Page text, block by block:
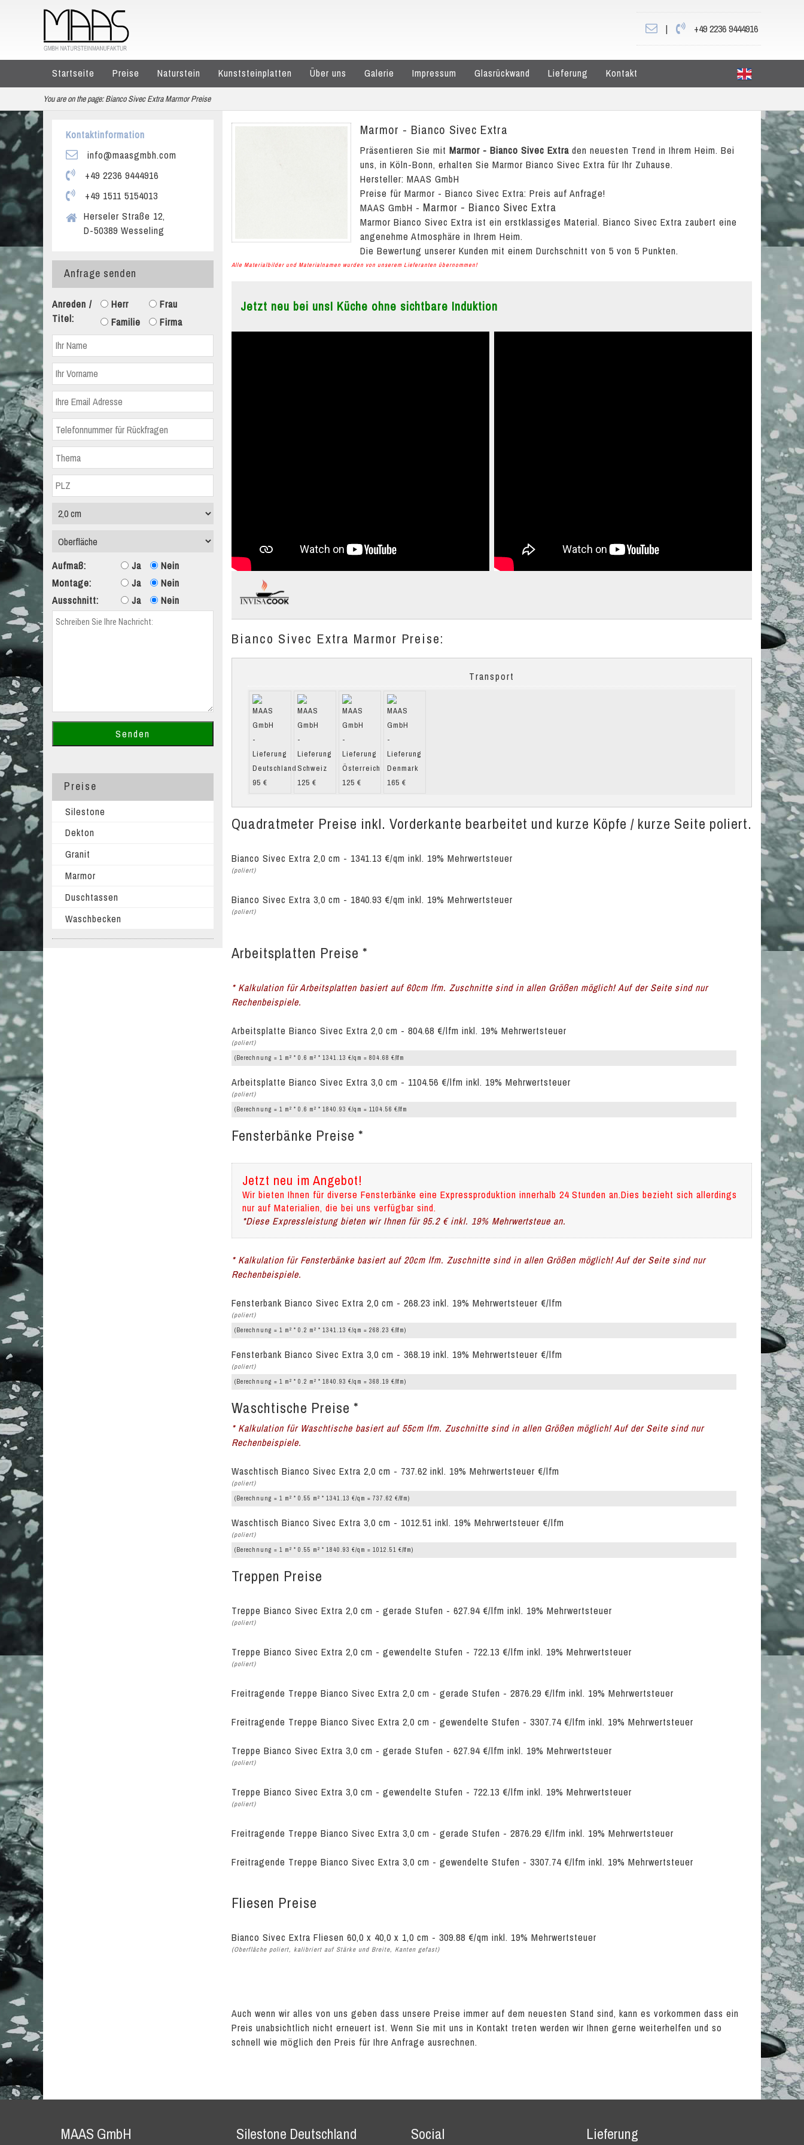
| +49 2236 9444916
Startseite Preise Naturstein Kunststeinplatten Über uns Galerie Impressum Glasrückwand Lieferung Kontakt
You are on the page: Bianco Sivec Extra Marmor Preise
Marmor - Bianco Sivec Extra
Präsentieren Sie mit Marmor - Bianco Sivec Extra den neuesten Trend in Ihrem Heim. Bei
uns, in Köln-Bonn, erhalten Sie Marmor Bianco Sivec Extra für Ihr Zuhause.
Hersteller: MAAS GmbH
Preise für Marmor - Bianco Sivec Extra: Preis auf Anfrage!
MAAS GmbH - Marmor - Bianco Sivec Extra
Marmor Bianco Sivec Extra ist ein erstklassiges Material. Bianco Sivec Extra zaubert eine
angenehme Atmosphäre in Ihrem Heim.
Die Bewertung unserer Kunden mit einem Durchschnitt von 5 von 5 Punkten.
Alle Materialbilder und Materialnamen wurden von unserem Lieferanten übernommen!
Jetzt neu bei uns! Küche ohne sichtbare Induktion
Bianco Sivec Extra Marmor Preise:
Transport
Quadratmeter Preise inkl. Vorderkante bearbeitet und kurze Köpfe / kurze Seite poliert.
Bianco Sivec Extra 2,0 cm - 1341.13 €/qm inkl. 19% Mehrwertsteuer
(poliert)
Bianco Sivec Extra 3,0 cm - 1840.93 €/qm inkl. 19% Mehrwertsteuer
(poliert)
Arbeitsplatten Preise *
* Kalkulation für Arbeitsplatten basiert auf 60cm lfm. Zuschnitte sind in allen Größen möglich! Auf der Seite sind nur
Rechenbeispiele.
Arbeitsplatte Bianco Sivec Extra 2,0 cm - 804.68 €/lfm inkl. 19% Mehrwertsteuer
(poliert)
(Berechnung = 1 m 2 * 0.6 m 2 * 1341.13 €/qm = 804.68 €/lfm
Arbeitsplatte Bianco Sivec Extra 3,0 cm - 1104.56 €/lfm inkl. 19% Mehrwertsteuer
(poliert)
(Berechnung = 1 m 2 * 0.6 m 2 * 1840.93 €/qm = 1104.56 €/lfm
Fensterbänke Preise *
Jetzt neu im Angebot!
Wir bieten Ihnen für diverse Fensterbänke eine Expressproduktion innerhalb 24 Stunden an.Dies bezieht sich allerdings
nur auf Materialien, die bei uns verfügbar sind.
*Diese Expressleistung bieten wir Ihnen für 95.2 € inkl. 19% Mehrwertsteue an.
* Kalkulation für Fensterbänke basiert auf 20cm lfm. Zuschnitte sind in allen Größen möglich! Auf der Seite sind nur
Rechenbeispiele.
Fensterbank Bianco Sivec Extra 2,0 cm - 268.23 inkl. 19% Mehrwertsteuer €/lfm
(poliert)
(Berechnung = 1 m 2 * 0.2 m 2 * 1341.13 €/qm = 268.23 €/lfm)
Fensterbank Bianco Sivec Extra 3,0 cm - 368.19 inkl. 19% Mehrwertsteuer €/lfm
(poliert)
(Berechnung = 1 m 2 * 0.2 m 2 * 1840.93 €/qm = 368.19 €/lfm)
Waschtische Preise *
* Kalkulation für Waschtische basiert auf 55cm lfm. Zuschnitte sind in allen Größen möglich! Auf der Seite sind nur
Rechenbeispiele.
Waschtisch Bianco Sivec Extra 2,0 cm - 737.62 inkl. 19% Mehrwertsteuer €/lfm
(poliert)
(Berechnung = 1 m 2 * 0.55 m 2 * 1341.13 €/qm = 737.62 €/lfm)
Waschtisch Bianco Sivec Extra 3,0 cm - 1012.51 inkl. 19% Mehrwertsteuer €/lfm
(poliert)
(Berechnung = 1 m 2 * 0.55 m 2 * 1840.93 €/qm = 1012.51 €/lfm)
Treppen Preise
Treppe Bianco Sivec Extra 2,0 cm - gerade Stufen - 627.94 €/lfm inkl. 19% Mehrwertsteuer
(poliert)
Treppe Bianco Sivec Extra 2,0 cm - gewendelte Stufen - 722.13 €/lfm inkl. 19% Mehrwertsteuer
(poliert)
Freitragende Treppe Bianco Sivec Extra 2,0 cm - gerade Stufen - 2876.29 €/lfm inkl. 19% Mehrwertsteuer
Freitragende Treppe Bianco Sivec Extra 2,0 cm - gewendelte Stufen - 3307.74 €/lfm inkl. 19% Mehrwertsteuer
Treppe Bianco Sivec Extra 3,0 cm - gerade Stufen - 627.94 €/lfm inkl. 19% Mehrwertsteuer
(poliert)
Treppe Bianco Sivec Extra 3,0 cm - gewendelte Stufen - 722.13 €/lfm inkl. 19% Mehrwertsteuer
(poliert)
Freitragende Treppe Bianco Sivec Extra 3,0 cm - gerade Stufen - 2876.29 €/lfm inkl. 19% Mehrwertsteuer
Freitragende Treppe Bianco Sivec Extra 3,0 cm - gewendelte Stufen - 3307.74 €/lfm inkl. 19% Mehrwertsteuer
Fliesen Preise
Bianco Sivec Extra Fliesen 60,0 x 40,0 x 1,0 cm - 309.88 €/qm inkl. 19% Mehrwertsteuer
(Oberfläche poliert, kalibriert auf Stärke und Breite, Kanten gefast)
Auch wenn wir alles von uns geben dass unsere Preise immer auf dem neuesten Stand sind, kann es vorkommen dass ein
Preis unabsichtlich nicht erneuert ist. Wenn Sie mit uns in Kontakt treten werden wir Ihnen gerne weiterhelfen und so
schnell wie möglich den Preis für Ihre Anfrage ausrechnen.
Kontaktinformation
info@maasgmbh.com
+49 2236 9444916
+49 1511 5154013
Herseler Straße 12,
D-50389 Wesseling
Anfrage senden
Anreden /
Titel:
Herr
Frau
Familie
Firma
Aufmaß: Ja
Nein
Montage:
Ja
Nein
Ausschnitt:
Ja Nein
Preise
Silestone
Dekton
Granit
Marmor
Duschtassen
Waschbecken
MAAS GmbH Silestone Deutschland Social Lieferung